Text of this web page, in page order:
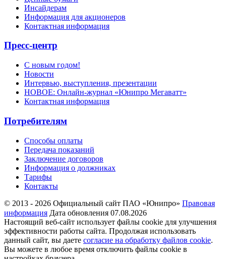
Инсайдерам
Информация для акционеров
Контактная информация
Пресс-центр
С новым годом!
Новости
Интервью, выступления, презентации
НОВОЕ: Онлайн-журнал «Юнипро Мегаватт»
Контактная информация
Потребителям
Способы оплаты
Передача показаний
Заключение договоров
Информация о должниках
Тарифы
Контакты
© 2013 - 2026 Официальный сайт ПАО «Юнипро» Правовая
информация Дата обновления 07.08.2026
Настоящий веб-сайт использует файлы cookie для улучшения
эффективности работы сайта. Продолжая использовать
данный сайт, вы даете согласие на обработку файлов cookie.
Вы можете в любое время отключить файлы cookie в